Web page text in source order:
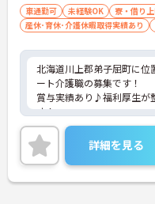
車通勤可 未経験OK 寮・借り
産休･育休･介護休暇取得実績あり
北海道川上郡弟子屈町に位
ート介護職の募集です！
賞与実績あり♪福利厚生が
す！
ご興味ある方には、面接対
詳細をお話しいたしますの
い。
詳細を見る